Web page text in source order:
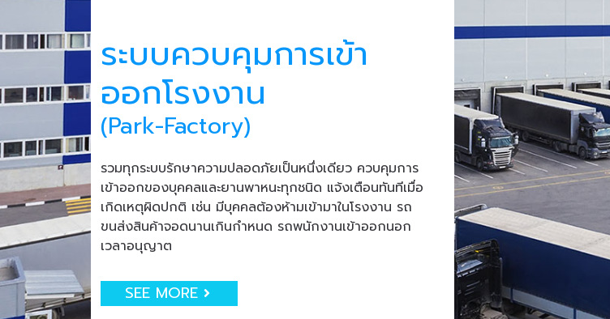
ระบบควบคุมการเข้า
ออกโรงงาน
(Park-Factory)
รวมทุกระบบรักษาความปลอดภัยเป็นหนึ่งเดียว ควบคุมการ
เข้าออกของบุคคลและยานพาหนะทุกชนิด แจ้งเตือนทันทีเมื่อ
เกิดเหตุผิดปกติ เช่น มีบุคคลต้องห้ามเข้ามาในโรงงาน รถ
ขนส่งสินค้าจอดนานเกินกำหนด รถพนักงานเข้าออกนอก
เวลาอนุญาต
SEE MORE